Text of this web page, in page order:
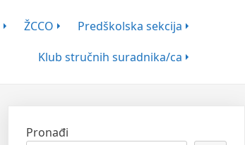
ŽCCO
Predškolska sekcija
Klub stručnih suradnika/ca
Pronađi